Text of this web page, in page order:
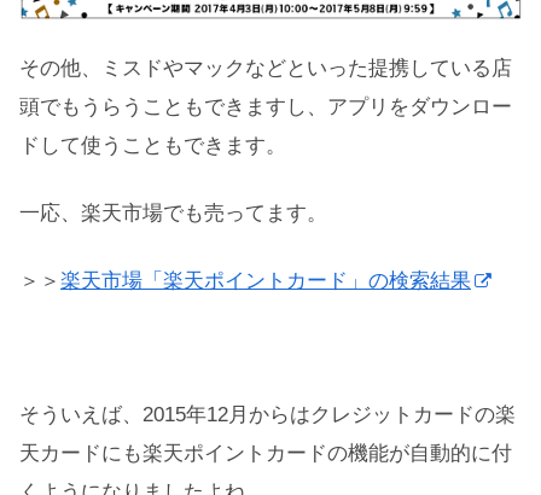
その他、ミスドやマックなどといった提携している店
頭でもうらうこともできますし、アプリをダウンロー
ドして使うこともできます。
一応、楽天市場でも売ってます。
＞＞ 楽天市場「楽天ポイントカード」の検索結果
そういえば、2015年12月からはクレジットカードの楽
天カードにも楽天ポイントカードの機能が自動的に付